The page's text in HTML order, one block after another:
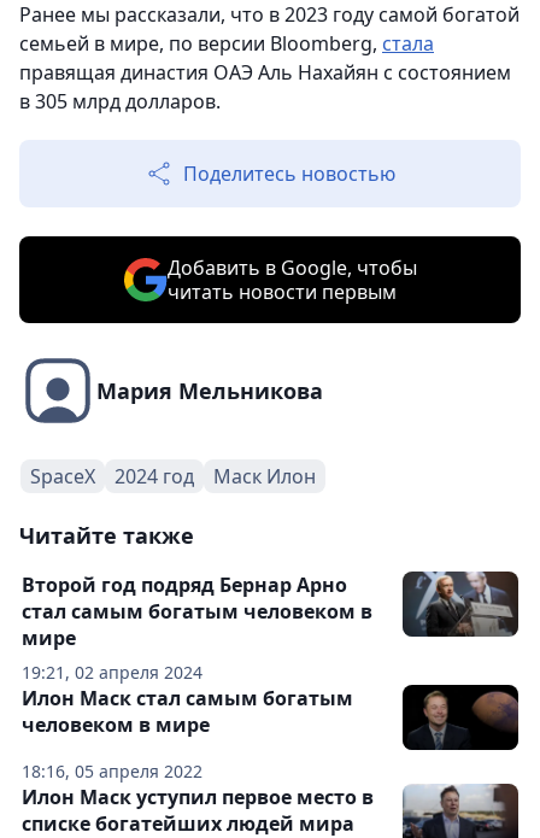
Ранее мы рассказали, что в 2023 году самой богатой
семьей в мире, по версии Bloomberg, стала
правящая династия ОАЭ Аль Нахайян с состоянием
в 305 млрд долларов.
Поделитесь новостью
Добавить в Google, чтобы
читать новости первым
Мария Мельникова
SpaceX 2024 год Маск Илон
Читайте также
19:21, 02 апреля 2024
Второй год подряд Бернар Арно
стал самым богатым человеком в
мире
18:16, 05 апреля 2022
Илон Маск стал самым богатым
человеком в мире
Илон Маск уступил первое место в
списке богатейших людей мира